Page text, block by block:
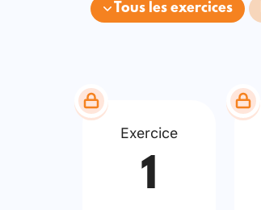
Tous les exercices
Exercice
1